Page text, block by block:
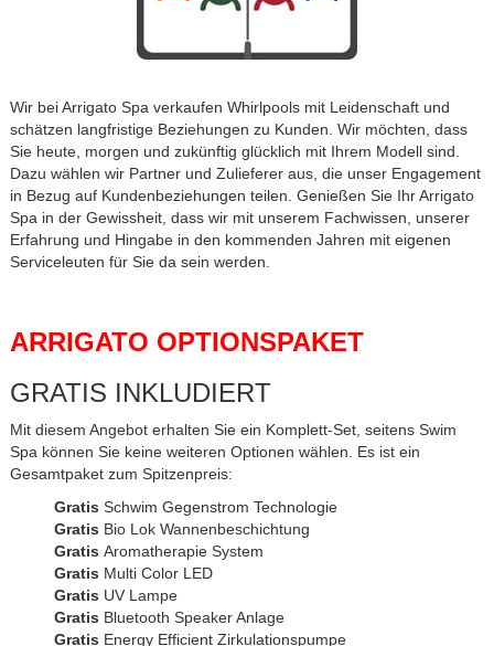
Wir bei Arrigato Spa verkaufen Whirlpools mit Leidenschaft und
schätzen langfristige Beziehungen zu Kunden. Wir möchten, dass
Sie heute, morgen und zukünftig glücklich mit Ihrem Modell sind.
Dazu wählen wir Partner und Zulieferer aus, die unser Engagement
in Bezug auf Kundenbeziehungen teilen. Genießen Sie Ihr Arrigato
Spa in der Gewissheit, dass wir mit unserem Fachwissen, unserer
Erfahrung und Hingabe in den kommenden Jahren mit eigenen
Serviceleuten für Sie da sein werden.
ARRIGATO OPTIONSPAKET
GRATIS INKLUDIERT
Mit diesem Angebot erhalten Sie ein Komplett-Set, seitens Swim
Spa können Sie keine weiteren Optionen wählen. Es ist ein
Gesamtpaket zum Spitzenpreis:
Gratis Schwim Gegenstrom Technologie
Gratis Bio Lok Wannenbeschichtung
Gratis Aromatherapie System
Gratis Multi Color LED
Gratis UV Lampe
Gratis Bluetooth Speaker Anlage
Gratis Energy Efficient Zirkulationspumpe